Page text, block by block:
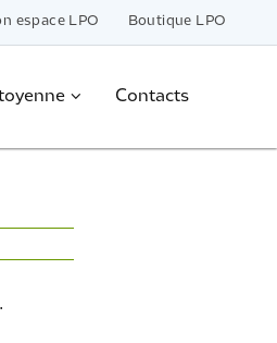
espace LPO Boutique LPO
Contacts